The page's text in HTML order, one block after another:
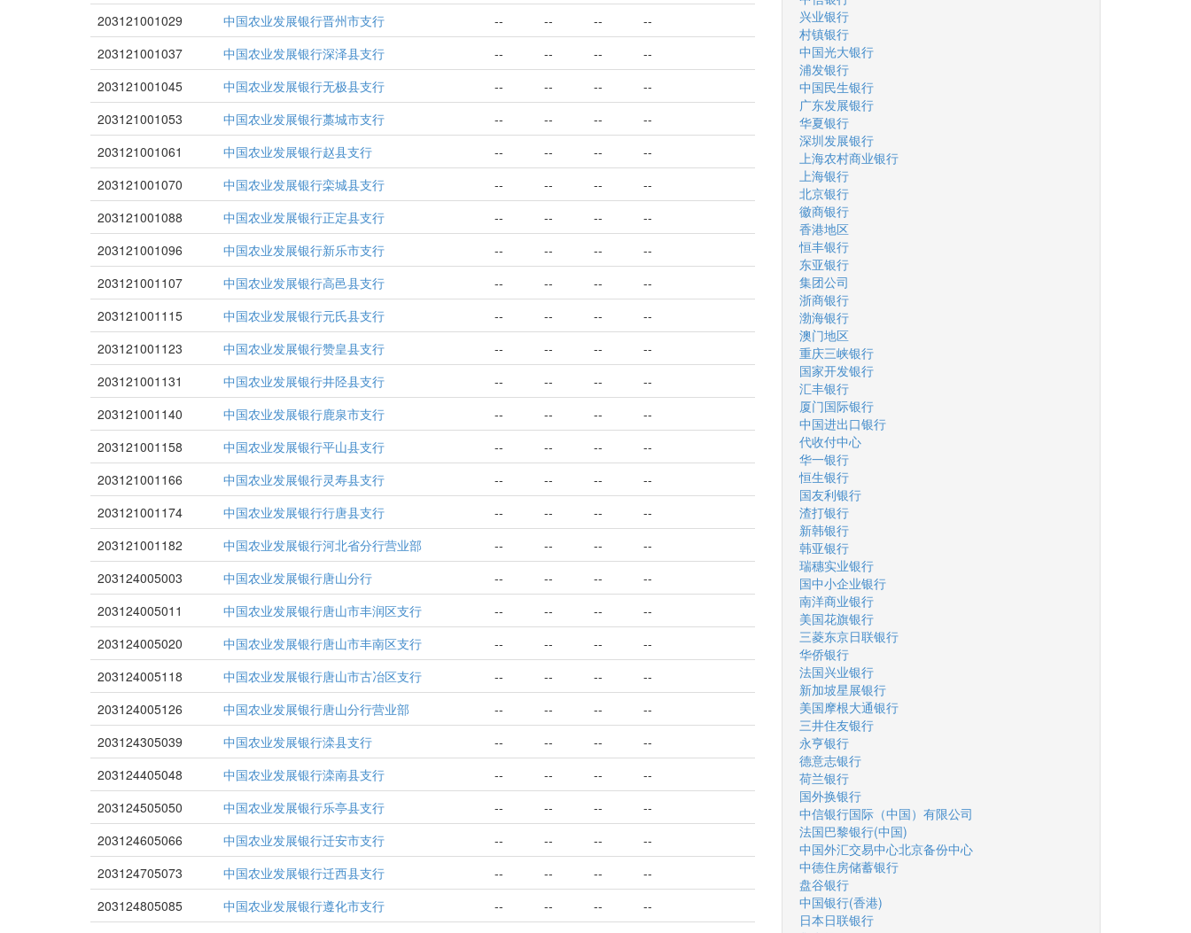
203121001029
中国农业发展银行晋州市支行 -- -- --
--
203121001037
中国农业发展银行深泽县支行 -- -- --
--
203121001045
中国农业发展银行无极县支行 -- -- --
--
203121001053
中国农业发展银行藁城市支行 -- -- --
--
203121001061
中国农业发展银行赵县支行 -- -- --
--
203121001070
中国农业发展银行栾城县支行 -- -- --
--
203121001088
中国农业发展银行正定县支行 -- -- --
--
203121001096
中国农业发展银行新乐市支行 -- -- --
--
203121001107
中国农业发展银行高邑县支行 -- -- --
--
203121001115
中国农业发展银行元氏县支行 -- -- --
--
203121001123
中国农业发展银行赞皇县支行 -- -- --
--
203121001131
中国农业发展银行井陉县支行 -- -- --
--
203121001140
中国农业发展银行鹿泉市支行 -- -- --
--
203121001158
中国农业发展银行平山县支行 -- -- --
--
203121001166
中国农业发展银行灵寿县支行 -- -- --
--
203121001174
中国农业发展银行行唐县支行 -- -- --
--
203121001182
中国农业发展银行河北省分行营业部 -- -- --
--
203124005003
中国农业发展银行唐山分行 -- -- --
--
203124005011
中国农业发展银行唐山市丰润区支行 -- -- --
--
203124005020
中国农业发展银行唐山市丰南区支行 -- -- --
--
203124005118
中国农业发展银行唐山市古冶区支行 -- -- --
--
203124005126
中国农业发展银行唐山分行营业部 -- -- --
--
203124305039
中国农业发展银行滦县支行 -- -- --
--
203124405048
中国农业发展银行滦南县支行 -- -- --
--
203124505050
中国农业发展银行乐亭县支行 -- -- --
--
203124605066
中国农业发展银行迁安市支行 -- -- --
--
203124705073
中国农业发展银行迁西县支行 -- -- --
--
203124805085
中国农业发展银行遵化市支行 -- -- --
--
兴业银行
村镇银行
中国光大银行
浦发银行
中国民生银行
广东发展银行
华夏银行
深圳发展银行
上海农村商业银行
上海银行
北京银行
徽商银行
香港地区
恒丰银行
东亚银行
集团公司
浙商银行
渤海银行
澳门地区
重庆三峡银行
国家开发银行
汇丰银行
厦门国际银行
中国进出口银行
代收付中心
华一银行
恒生银行
国友利银行
渣打银行
新韩银行
韩亚银行
瑞穗实业银行
国中小企业银行
南洋商业银行
美国花旗银行
三菱东京日联银行
华侨银行
法国兴业银行
新加坡星展银行
美国摩根大通银行
三井住友银行
永亨银行
德意志银行
荷兰银行
国外换银行
中信银行国际（中国）有限公司
法国巴黎银行(中国)
中国外汇交易中心北京备份中心
中德住房储蓄银行
盘谷银行
中国银行(香港)
日本日联银行